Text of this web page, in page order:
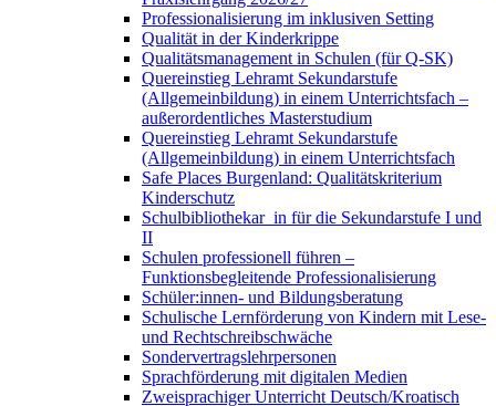
Professionalisierung im inklusiven Setting
Qualität in der Kinderkrippe
Qualitätsmanagement in Schulen (für Q-SK)
Quereinstieg Lehramt Sekundarstufe
(Allgemeinbildung) in einem Unterrichtsfach –
außerordentliches Masterstudium
Quereinstieg Lehramt Sekundarstufe
(Allgemeinbildung) in einem Unterrichtsfach
Safe Places Burgenland: Qualitätskriterium
Kinderschutz
Schulbibliothekar_in für die Sekundarstufe I und
II
Schulen professionell führen –
Funktionsbegleitende Professionalisierung
Schüler:innen- und Bildungsberatung
Schulische Lernförderung von Kindern mit Lese-
und Rechtschreibschwäche
Sondervertragslehrpersonen
Sprachförderung mit digitalen Medien
Zweisprachiger Unterricht Deutsch/Kroatisch